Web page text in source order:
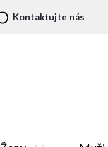
Kontaktujte nás